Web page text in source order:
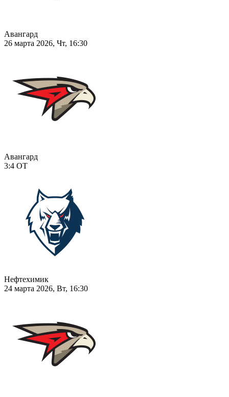
Авангард
26 марта 2026, Чт, 16:30
Авангард
3:4 ОТ
Нефтехимик
24 марта 2026, Вт, 16:30